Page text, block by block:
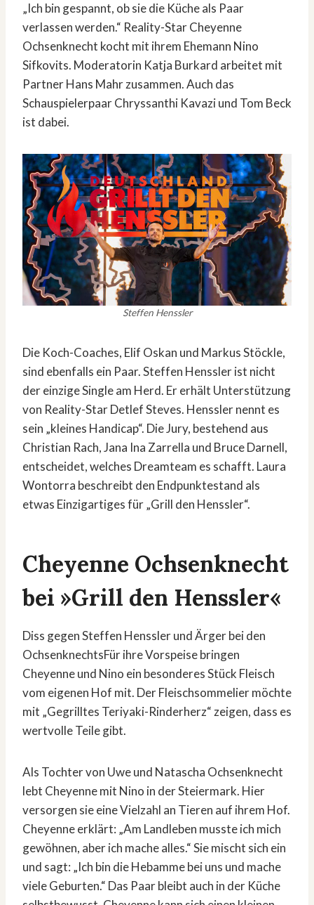
„Ich bin gespannt, ob sie die Küche als Paar
verlassen werden.“ Reality-Star Cheyenne
Ochsenknecht kocht mit ihrem Ehemann Nino
Sifkovits. Moderatorin Katja Burkard arbeitet mit
Partner Hans Mahr zusammen. Auch das
Schauspielerpaar Chryssanthi Kavazi und Tom Beck
ist dabei.
Steffen Henssler
Die Koch-Coaches, Elif Oskan und Markus Stöckle,
sind ebenfalls ein Paar. Steffen Henssler ist nicht
der einzige Single am Herd. Er erhält Unterstützung
von Reality-Star Detlef Steves. Henssler nennt es
sein „kleines Handicap“. Die Jury, bestehend aus
Christian Rach, Jana Ina Zarrella und Bruce Darnell,
entscheidet, welches Dreamteam es schafft. Laura
Wontorra beschreibt den Endpunktestand als
etwas Einzigartiges für „Grill den Henssler“.
Cheyenne Ochsenknecht
bei »Grill den Henssler«
Diss gegen Steffen Henssler und Ärger bei den
OchsenknechtsFür ihre Vorspeise bringen
Cheyenne und Nino ein besonderes Stück Fleisch
vom eigenen Hof mit. Der Fleischsommelier möchte
mit „Gegrilltes Teriyaki-Rinderherz“ zeigen, dass es
wertvolle Teile gibt.
Als Tochter von Uwe und Natascha Ochsenknecht
lebt Cheyenne mit Nino in der Steiermark. Hier
versorgen sie eine Vielzahl an Tieren auf ihrem Hof.
Cheyenne erklärt: „Am Landleben musste ich mich
gewöhnen, aber ich mache alles.“ Sie mischt sich ein
und sagt: „Ich bin die Hebamme bei uns und mache
viele Geburten.“ Das Paar bleibt auch in der Küche